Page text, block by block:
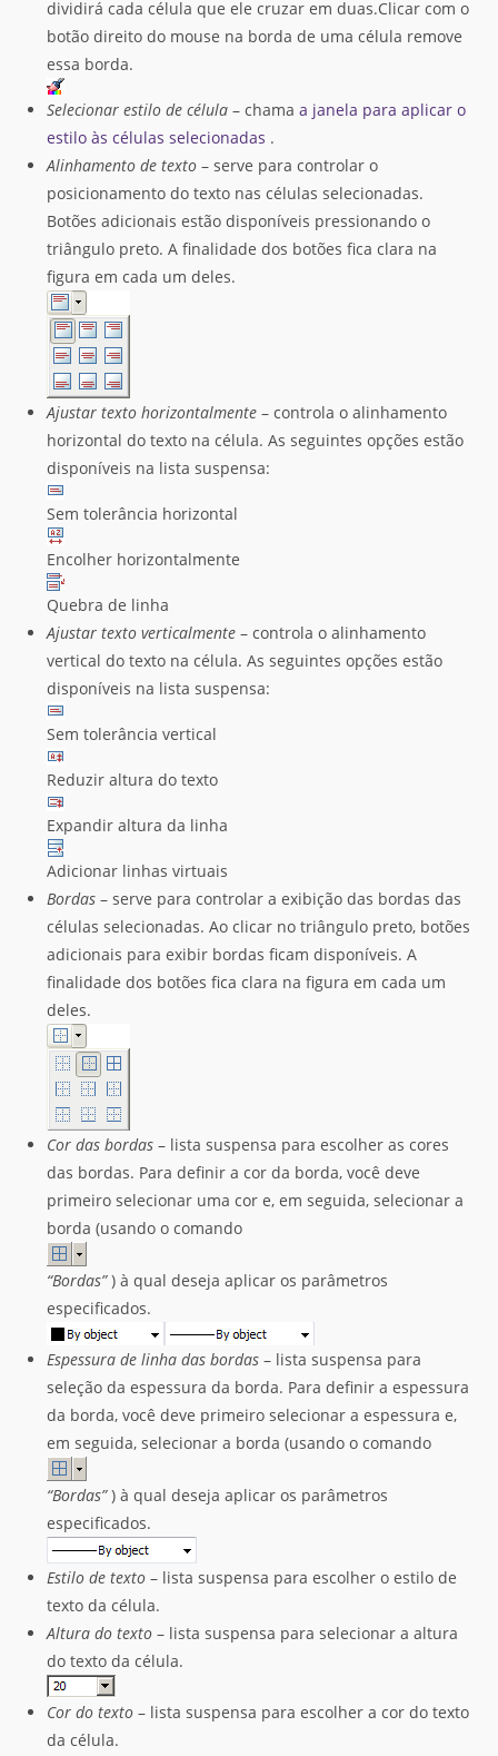
dividirá cada célula que ele cruzar em duas.Clicar com o
botão direito do mouse na borda de uma célula remove
essa borda.
Selecionar estilo de célula – chamaa janela para aplicar o
estilo às células selecionadas .
Alinhamento de texto – serve para controlar o
posicionamento do texto nas células selecionadas.
Botões adicionais estão disponíveis pressionando o
triângulo preto. A finalidade dos botões fica clara na
figura em cada um deles.
Ajustar texto horizontalmente – controla o alinhamento
horizontal do texto na célula. As seguintes opções estão
disponíveis na lista suspensa:
Sem tolerância horizontal
Encolher horizontalmente
Quebra de linha
Ajustar texto verticalmente – controla o alinhamento
vertical do texto na célula. As seguintes opções estão
disponíveis na lista suspensa:
Sem tolerância vertical
Reduzir altura do texto
Expandir altura da linha
Adicionar linhas virtuais
Bordas – serve para controlar a exibição das bordas das
células selecionadas. Ao clicar no triângulo preto, botões
adicionais para exibir bordas ficam disponíveis. A
finalidade dos botões fica clara na figura em cada um
deles.
Cor das bordas – lista suspensa para escolher as cores
das bordas. Para definir a cor da borda, você deve
primeiro selecionar uma cor e, em seguida, selecionar a
borda (usando o comando
“Bordas”) à qual deseja aplicar os parâmetros
especificados.
Espessura de linha das bordas – lista suspensa para
seleção da espessura da borda. Para definir a espessura
da borda, você deve primeiro selecionar a espessura e,
em seguida, selecionar a borda (usando o comando
“Bordas”) à qual deseja aplicar os parâmetros
especificados.
Estilo de texto – lista suspensa para escolher o estilo de
texto da célula.
Altura do texto – lista suspensa para selecionar a altura
do texto da célula.
Cor do texto – lista suspensa para escolher a cor do texto
da célula.